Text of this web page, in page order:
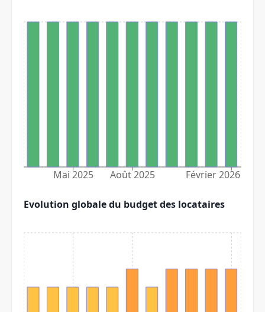
Mai 2025 Août 2025 Février 2026
Evolution globale du budget des locataires